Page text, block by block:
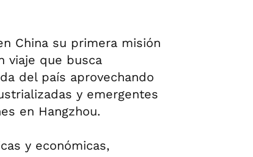
China su primera misión
viaje que busca
del país aprovechando
y emergentes
en Hangzhou.
y económicas,